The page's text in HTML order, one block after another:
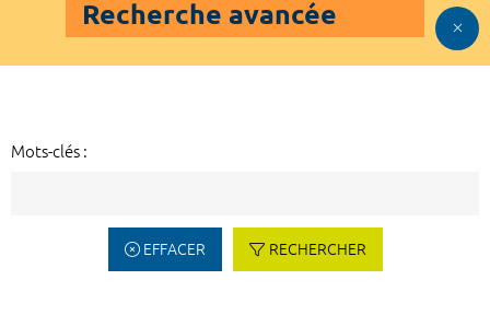
Recherche avancée
Mots-clés :
EFFACER RECHERCHER